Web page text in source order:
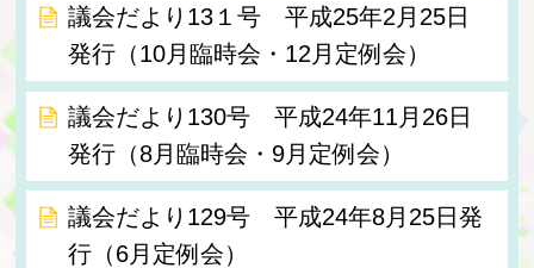
議会だより13１号 平成25年2月25日
発行（10月臨時会・12月定例会）
議会だより130号 平成24年11月26日
発行（8月臨時会・9月定例会）
議会だより129号 平成24年8月25日発
行（6月定例会）